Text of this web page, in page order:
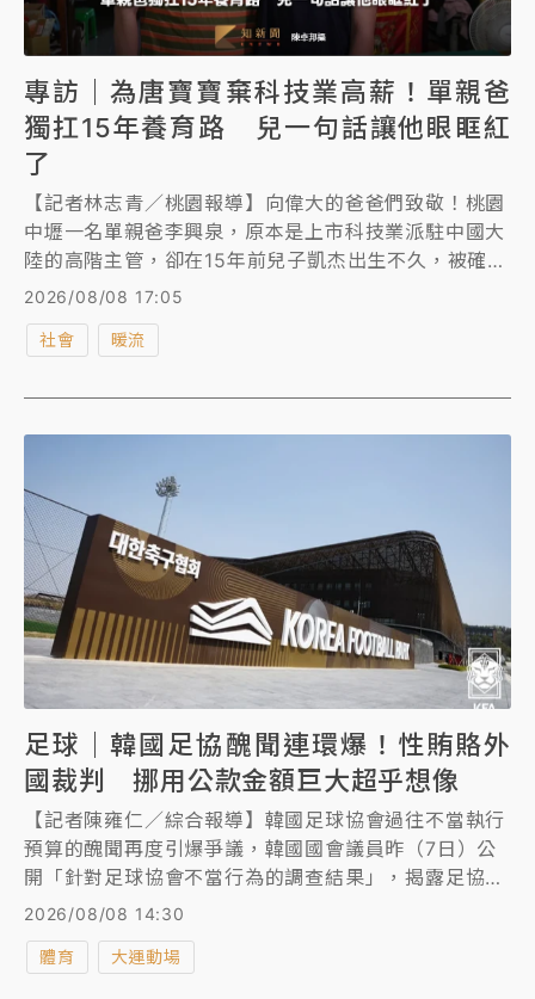
專訪｜為唐寶寶棄科技業高薪！單親爸
獨扛15年養育路 兒一句話讓他眼眶紅
了
【記者林志青／桃園報導】向偉大的爸爸們致敬！桃園
中壢一名單親爸李興泉，原本是上市科技業派駐中國大
陸的高階主管，卻在15年前兒子凱杰出生不久，被確診
罹患唐氏症，李興泉的人生一夕變調。他為了兒子放棄
高薪，帶著兒子回台，獨自扛起扶養與漫長的早療之路
陪伴至今。目前已經15歲的凱杰，不只會打籃球、自己
地詢問「身體有好一點嗎」？李興泉陪著兒子一路進步
成長，聽到兒子一句「知道爸爸照顧我很辛苦，遇到什
在不言中。他也獲選今年桃園市府的模範父親，於上周
接受表揚。
2026/08/08 17:05
社會 暖流
足球｜韓國足協醜聞連環爆！性賄賂外
國裁判 挪用公款金額巨大超乎想像
【記者陳雍仁／綜合報導】韓國足球協會過往不當執行
預算的醜聞再度引爆爭議，韓國國會議員昨（7日）公
開「針對足球協會不當行為的調查結果」，揭露足協高
層曾在15年前多次動用公款向外國裁判提供性招待，且
2026/08/08 14:30
體育 大運動場